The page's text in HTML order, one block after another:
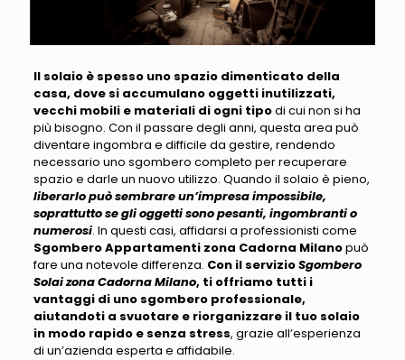
Il solaio è spesso uno spazio dimenticato della
casa, dove si accumulano oggetti inutilizzati,
vecchi mobili e materiali di ogni tipodi cui non si ha
più bisogno. Con il passare degli anni, questa area può
diventare ingombra e difficile da gestire, rendendo
necessario uno sgombero completo per recuperare
spazio e darle un nuovo utilizzo. Quando il solaio è pieno,
liberarlo può sembrare un’impresa impossibile,
soprattutto se gli oggetti sono pesanti, ingombranti o
numerosi. In questi casi, affidarsi a professionisti come
Sgombero Appartamenti zona Cadorna Milanopuò
fare una notevole differenza. Con il servizioSgombero
Solai zona Cadorna Milano, ti offriamo tutti i
vantaggi di uno sgombero professionale,
aiutandoti a svuotare e riorganizzare il tuo solaio
in modo rapido e senza stress, grazie all’esperienza
di un’azienda esperta e affidabile.